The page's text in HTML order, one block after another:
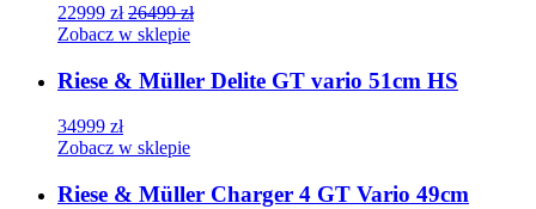
22999 zł 26499zł
Zobacz w sklepie
Riese & Müller Delite GT vario 51cm HS
34999 zł
Zobacz w sklepie
Riese & Müller Charger 4 GT Vario 49cm